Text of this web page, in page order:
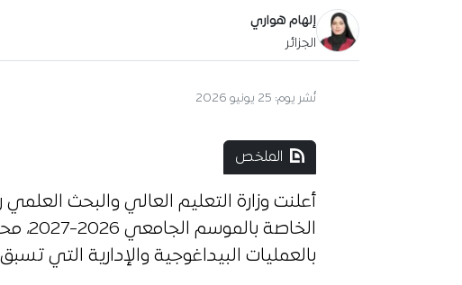
إلهام هواري
الجزائر
نُشر يوم: 25 يونيو 2026
الملخص
أعلنت وزارة التعليم العالي والبحث العلمي
بالعمليات البيداغوجية والإدارية التي